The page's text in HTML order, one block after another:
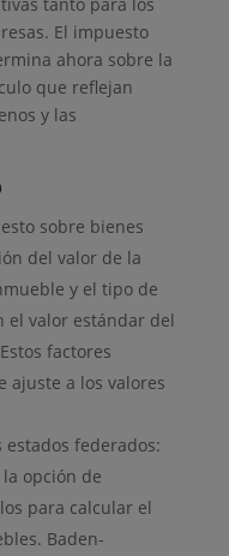
El impuesto
ahora sobre la
que reflejan
y las
sobre bienes
del valor de la
y el tipo de
el valor estándar del
factores
ajuste a los valores
federados:
opción de
para calcular el
Baden-